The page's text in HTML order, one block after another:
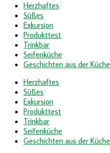
Herzhaftes
Süßes
Exkursion
Produkttest
Trinkbar
Seifenküche
Geschichten aus der Küche
Herzhaftes
Süßes
Exkursion
Produkttest
Trinkbar
Seifenküche
Geschichten aus der Küche